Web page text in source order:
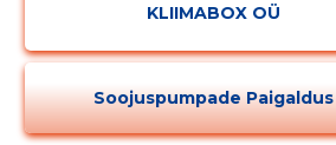
KLIIMABOX OÜ
Soojuspumpade Paigaldus